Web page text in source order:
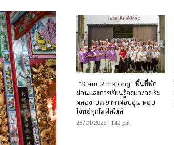
“Siam Rimklong” พื้นที่พัก
ผ่อนและการเรียนรู้ครบวงจร ริม
คลอง บรรยากาศอบอุ่น ตอบ
โจทย์ทุกไลฟ์สไตล์
28/01/2026 | 1:42 pm